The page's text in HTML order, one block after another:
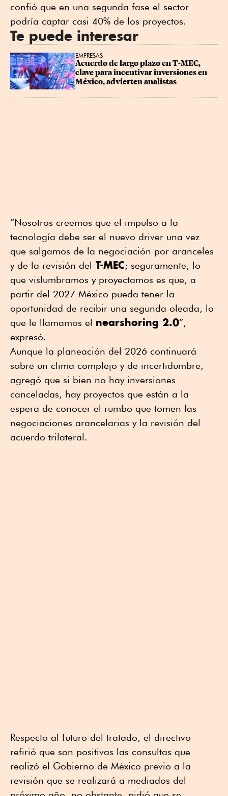
confió que en una segunda fase el sector
podría captar casi 40% de los proyectos.
Te puede interesar
EMPRESAS
Acuerdo de largo plazo en T-MEC,
clave para incentivar inversiones en
México, advierten analistas
“Nosotros creemos que el impulso a la
tecnología debe ser el nuevo driver una vez
que salgamos de la negociación por aranceles
y de la revisión del T-MEC; seguramente, lo
que vislumbramos y proyectamos es que, a
partir del 2027 México pueda tener la
oportunidad de recibir una segunda oleada, lo
que le llamamos el nearshoring 2.0”,
expresó.
Aunque la planeación del 2026 continuará
sobre un clima complejo y de incertidumbre,
agregó que si bien no hay inversiones
canceladas, hay proyectos que están a la
espera de conocer el rumbo que tomen las
negociaciones arancelarias y la revisión del
acuerdo trilateral.
Respecto al futuro del tratado, el directivo
refirió que son positivas las consultas que
realizó el Gobierno de México previo a la
revisión que se realizará a mediados del